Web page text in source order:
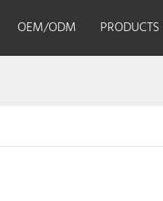
OEM/ODM PRODUCTS